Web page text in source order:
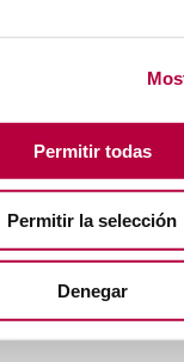
Permitir todas
Permitir la selección
Denegar